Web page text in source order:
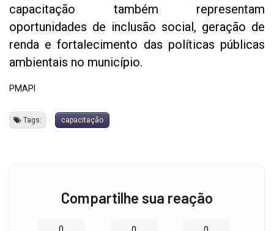
capacitação também representam
oportunidades de inclusão social, geração de
renda e fortalecimento das políticas públicas
ambientais no município.
PMAPI
Tags: capacitação
Compartilhe sua reação